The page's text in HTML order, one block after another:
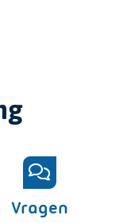
Vragen